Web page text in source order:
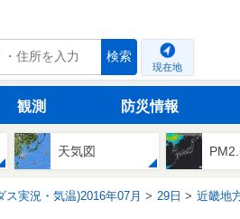
検索
現在地
観測 防災情報
天気図
ス実況・気温)2016年07月 29日 近畿地